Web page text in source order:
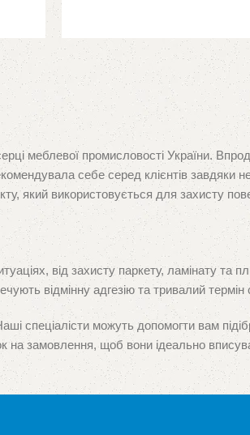
меблевої промисловості України.
себе серед клієнтів
який використовується для захисту
від захисту паркету, ламінату
відмінну адгезію та тривалий
спеціалісти можуть допомогти вам
на замовлення, щоб вони ідеально
тим, що здобули довіру як у